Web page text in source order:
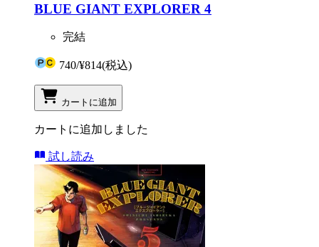
BLUE GIANT EXPLORER 4
完結
740/¥814(税込)
カートに追加
カートに追加しました
試し読み